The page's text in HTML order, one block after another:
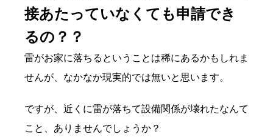
接あたっていなくても申請でき
るの？？
雷がお家に落ちるということは稀にあるかもしれま
せんが、なかなか現実的では無いと思います。
ですが、近くに雷が落ちて設備関係が壊れたなんて
こと、ありませんでしょうか？